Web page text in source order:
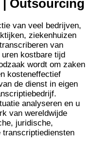
Outsourcing
van veel bedrijven,
ziekenhuizen
van
kostbare tijd
wordt om zaken
kosteneffectief
de dienst in eigen
analyseren en u
van wereldwijde
juridische,